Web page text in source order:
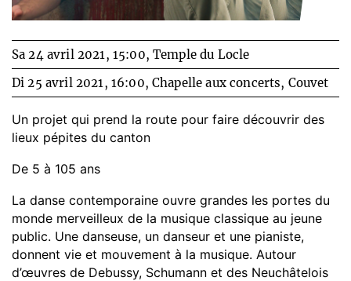
Sa 24 avril 2021, 15:00,Temple du Locle
Di 25 avril 2021, 16:00,Chapelle aux concerts, Couvet
Un projet qui prend la route pour faire découvrir des
lieux pépites du canton
De 5 à 105 ans
La danse contemporaine ouvre grandes les portes du
monde merveilleux de la musique classique au jeune
public. Une danseuse, un danseur et une pianiste,
donnent vie et mouvement à la musique. Autour
d’œuvres de Debussy, Schumann et des Neuchâtelois